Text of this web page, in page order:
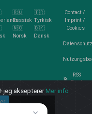
🇷🇺
Russisk
🇹🇷
Tyrkisk
🇳🇴
Norsk
🇩🇰
Dansk
Contact/
Imprint/
Cookies
RSS
Feed
jeg aksepterer Mer info